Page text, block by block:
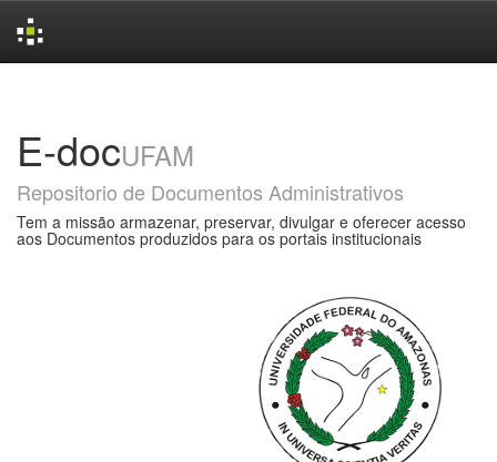
E-docUFAM
Repositorio de Documentos Administrativos
Tem a missão armazenar, preservar, divulgar e oferecer acesso
aos Documentos produzidos para os portais institucionais